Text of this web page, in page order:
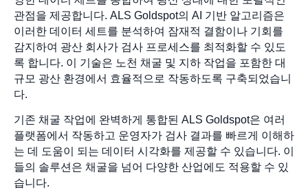
관점을 제공합니다. ALS Goldspot의 AI 기반 알고리즘은
이러한 데이터 세트를 분석하여 잠재적 결함이나 기회를
감지하여 광산 회사가 검사 프로세스를 최적화할 수 있도
록 합니다. 이 기술은 노천 채굴 및 지하 작업을 포함한 대
규모 광산 환경에서 효율적으로 작동하도록 구축되었습니
다.
기존 채굴 작업에 완벽하게 통합된 ALS Goldspot은 여러
플랫폼에서 작동하고 운영자가 검사 결과를 빠르게 이해하
는 데 도움이 되는 데이터 시각화를 제공할 수 있습니다. 이
들의 솔루션은 채굴을 넘어 다양한 산업에도 적용할 수 있
습니다.